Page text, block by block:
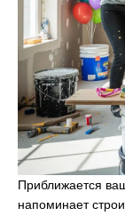
Приближается
напоминает